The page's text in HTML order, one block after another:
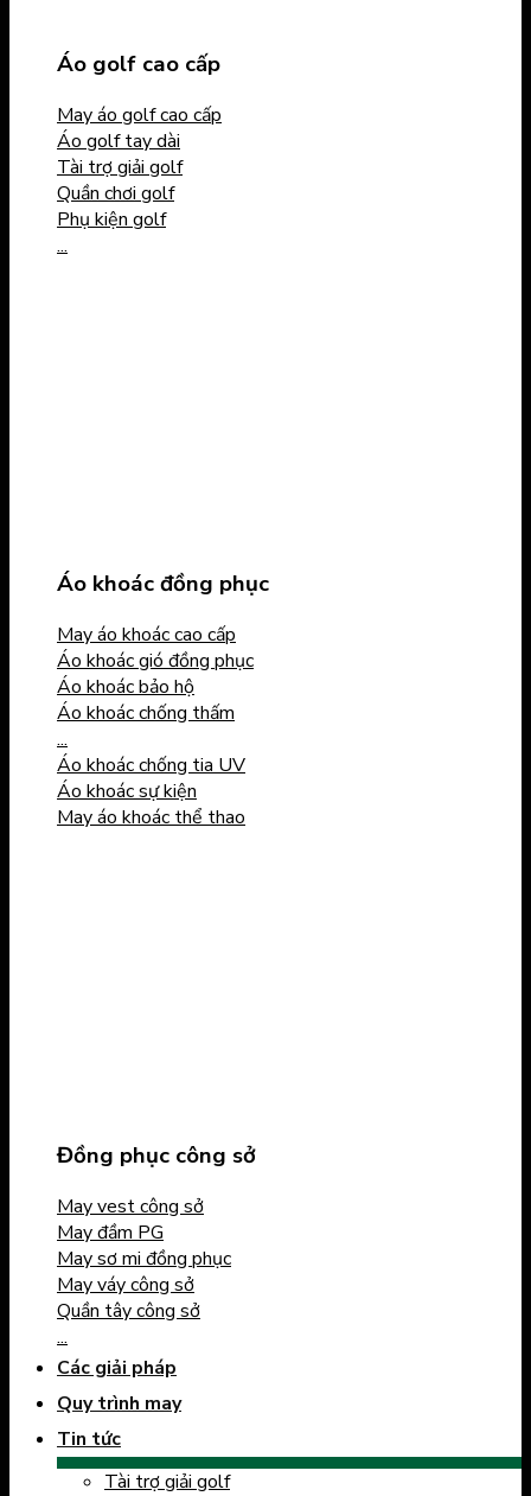
Áo golf cao cấp
May áo golf cao cấp
Áo golf tay dài
Tài trợ giải golf
Quần chơi golf
Phụ kiện golf
...
Áo khoác đồng phục
May áo khoác cao cấp
Áo khoác gió đồng phục
Áo khoác bảo hộ
Áo khoác chống thấm
...
Áo khoác chống tia UV
Áo khoác sự kiện
May áo khoác thể thao
Đồng phục công sở
May vest công sở
May đầm PG
May sơ mi đồng phục
May váy công sở
Quần tây công sở
...
Các giải pháp
Quy trình may
Tin tức
Tài trợ giải golf